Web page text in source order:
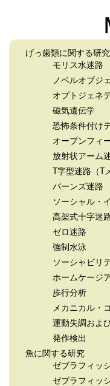
げっ歯類に関する研究
モリス水迷路
ノベルオブジ
オプトジェネ
磁気遺伝学
恐怖条件付け
オープンフィ
放射状アーム
T字型迷路（T
バーンズ迷路
ソーシャル・
高架式十字迷
ゼロ迷路
強制水泳
ソーシャビリ
ホームケージ
歩行分析
メカニカル・
運動失調およ
発作検出
魚に関する研究
ゼブラフィッ
ゼブラフィッ